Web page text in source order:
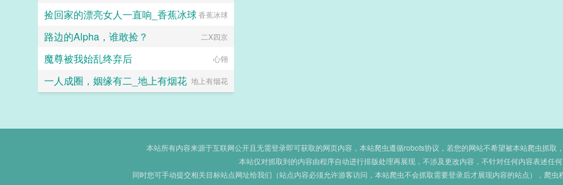
捡回家的漂亮女人一直响_香蕉冰球香蕉冰球
路边的Alpha，谁敢捡？ 二X四京
魔尊被我始乱终弃后 心翎
一人成圈，姻缘有二_地上有烟花 地上有烟花
本站所有内容来源于互联网公开且无需登录即可获取的网页内容，本站爬虫遵循robots协议，若您的网站不希望被本站爬虫抓取
本站仅对抓取到的内容由程序自动进行排版处理再展现，不涉及更改内容，不针对任何内容表述任何
同时您可手动提交相关目标站点网址给我们（站点内容必须允许游客访问，本站爬虫不会抓取需要登录后才展现内容的站点），爬虫